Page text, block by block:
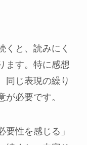
くと、読みにく
ます。特に感想
同じ表現の繰り
必要です。
性を感じる」